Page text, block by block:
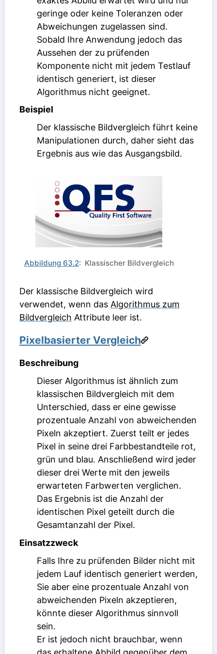
geringe oder keine Toleranzen oder
Abweichungen zugelassen sind.
Sobald Ihre Anwendung jedoch das
Aussehen der zu prüfenden
Komponente nicht mit jedem Testlauf
identisch generiert, ist dieser
Algorithmus nicht geeignet.
Beispiel
Der klassische Bildvergleich führt keine
Manipulationen durch, daher sieht das
Ergebnis aus wie das Ausgangsbild.
Abbildung 63.2: Klassischer Bildvergleich
Der klassische Bildvergleich wird
verwendet, wenn das Algorithmus zum
Bildvergleich Attribute leer ist.
Pixelbasierter Vergleich
Beschreibung
Dieser Algorithmus ist ähnlich zum
klassischen Bildvergleich mit dem
Unterschied, dass er eine gewisse
prozentuale Anzahl von abweichenden
Pixeln akzeptiert. Zuerst teilt er jedes
Pixel in seine drei Farbbestandteile rot,
grün und blau. Anschließend wird jeder
dieser drei Werte mit den jeweils
erwarteten Farbwerten verglichen.
Das Ergebnis ist die Anzahl der
identischen Pixel geteilt durch die
Gesamtanzahl der Pixel.
Einsatzzweck
Falls Ihre zu prüfenden Bilder nicht mit
jedem Lauf identisch generiert werden,
Sie aber eine prozentuale Anzahl von
abweichenden Pixeln akzeptieren,
könnte dieser Algorithmus sinnvoll
sein.
Er ist jedoch nicht brauchbar, wenn